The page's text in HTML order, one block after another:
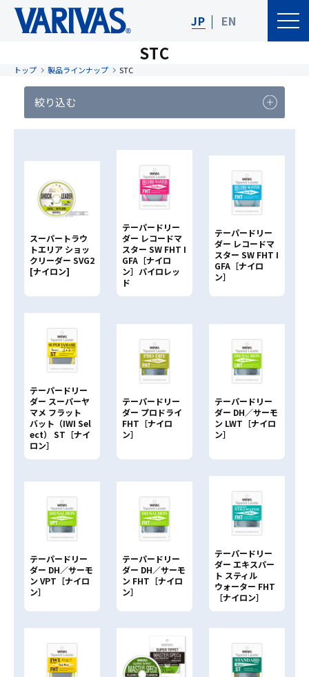
JP EN
STC
トップ 製品ラインナップ STC
スーパートラウ
トエリア ショッ
クリーダー SVG2
[ナイロン]
テーパードリー
ダー レコードマ
スター SW FHT I
GFA［ナイロ
ン］パイロレッ
ド
テーパードリー
ダー レコードマ
スター SW FHT I
GFA［ナイロ
ン］
テーパードリー
ダー スーパーヤ
マメ フラット
バット（IWI Sel
ect） ST［ナイ
ロン］
テーパードリー
ダー プロドライ
FHT［ナイロ
ン］
テーパードリー
ダー DH／サーモ
ン LWT［ナイロ
ン］
テーパードリー
ダー DH／サーモ
ン VPT［ナイロ
ン］
テーパードリー
ダー DH／サーモ
ン FHT［ナイロ
ン］
テーパードリー
ダー エキスパー
ト スティル
ウォーター FHT
［ナイロン］
絞り込む
リセット
製品名で検索
JANコードで検索
4513498